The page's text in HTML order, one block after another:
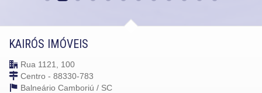
KAIRÓS IMÓVEIS
Rua 1121, 100
Centro - 88330-783
Balneário Camboriú / SC